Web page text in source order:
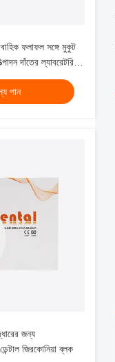
ফলাফল সঙ্গে মুকুট
দাঁতের ল্যাবরেটরির
পান
জন্য
জিরকোনিয়া ব্লক